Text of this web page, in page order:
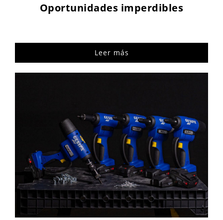
Oportunidades imperdibles
Leer más